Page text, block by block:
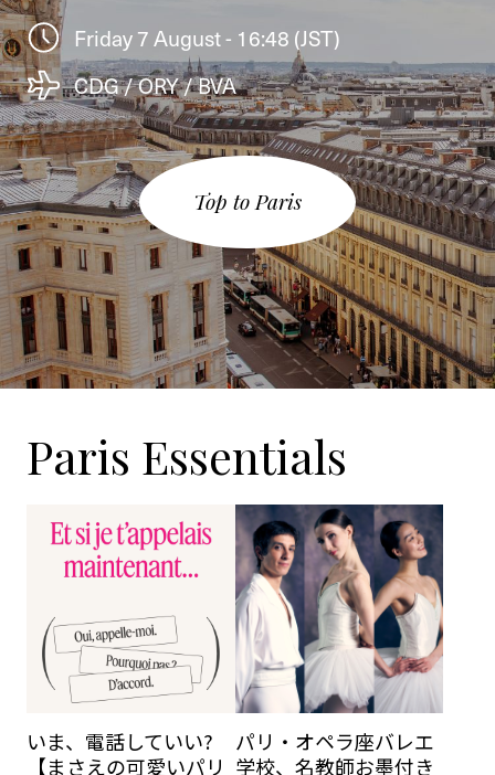
Friday 7 August - 16:48 (JST)
CDG / ORY / BVA
Top to Paris
Paris Essentials
いま、電話していい?
【まさえの可愛いパリ
パリ・オペラ座バレエ
学校、名教師お墨付き